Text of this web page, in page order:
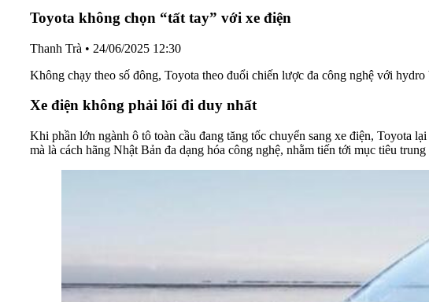
Toyota không chọn “tất tay” với xe điện
Thanh Trà • 24/06/2025 12:30
Không chạy theo số đông, Toyota theo đuổi chiến lược đa công nghệ với
Xe điện không phải lối đi duy nhất
Khi phần lớn ngành ô tô toàn cầu đang tăng tốc chuyển sang xe điện, Toyota
mà là cách hãng Nhật Bản đa dạng hóa công nghệ, nhằm tiến tới mục tiêu